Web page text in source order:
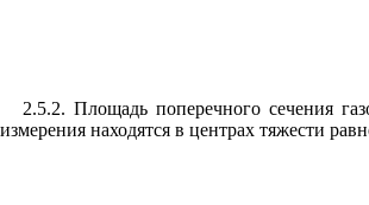
2.5.2. Площадь поперечного сечения
измерения находятся в центрах тяжести